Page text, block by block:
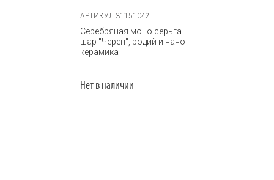
АРТИКУЛ 31151042
Серебряная моно серьга
шар "Череп", родий и нано-
керамика
Нет в наличии